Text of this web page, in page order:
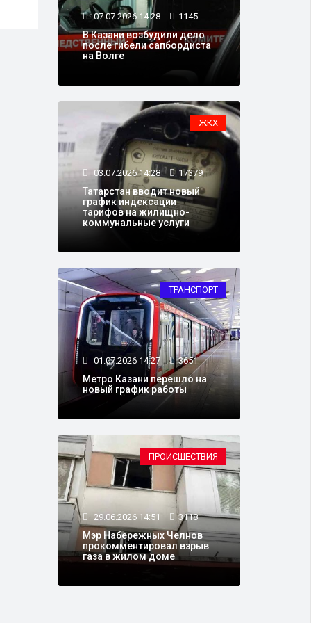
07.07.2026 14:28 1145
В Казани возбудили дело
после гибели сапбордиста
на Волге
ЖКХ
03.07.2026 14:28 17379
Татарстан вводит новый
график индексации
тарифов на жилищно-
коммунальные услуги
ТРАНСПОРТ
01.07.2026 14:27 3651
Метро Казани перешло на
новый график работы
ПРОИСШЕСТВИЯ
29.06.2026 14:51 3118
Мэр Набережных Челнов
прокомментировал взрыв
газа в жилом доме